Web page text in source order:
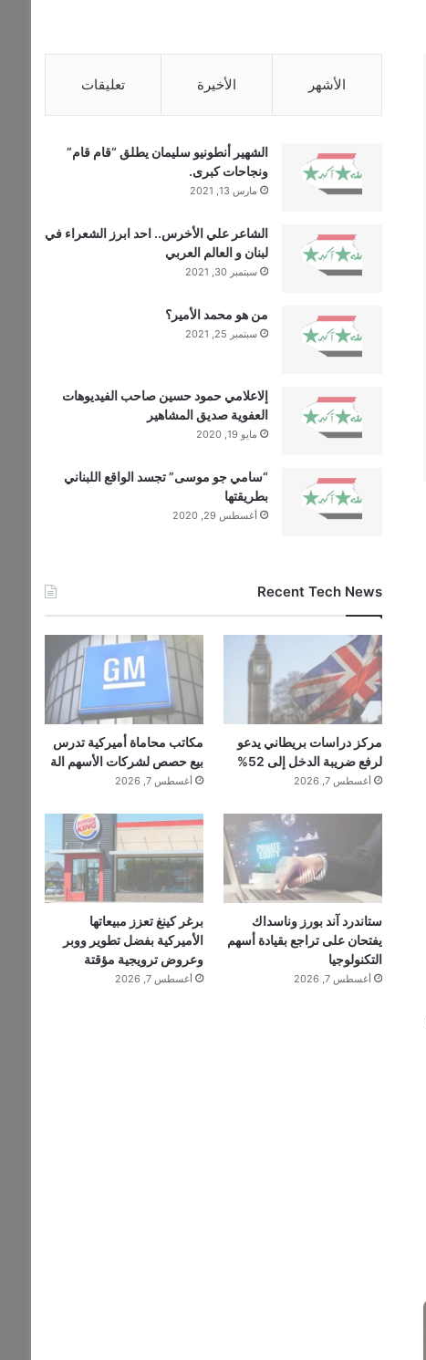
الأشهر الأخيرة تعليقات
الشهير أنطونيو سليمان يطلق “قام قام”
ونجاحات كبرى.
مارس 13, 2021
الشاعر علي الأخرس.. احد ابرز الشعراء في
لبنان و العالم العربي
سبتمبر 30, 2021
من هو محمد الأمير؟
سبتمبر 25, 2021
إلاعلامي حمود حسين صاحب الفيديوهات
العفوية صديق المشاهير
مايو 19, 2020
“سامي جو موسى” تجسد الواقع اللبناني
بطريقتها
أغسطس 29, 2020
Recent Tech News
مركز دراسات بريطاني يدعو
لرفع ضريبة الدخل إلى 52%
أغسطس 7, 2026
مكاتب محاماة أميركية تدرس
بيع حصص لشركات الأسهم الة
أغسطس 7, 2026
ستاندرد آند بورز وناسداك
يفتحان على تراجع بقيادة أسهم
التكنولوجيا
أغسطس 7, 2026
برغر كينغ تعزز مبيعاتها
الأميركية بفضل تطوير ووبر
وعروض ترويجية مؤقتة
أغسطس 7, 2026